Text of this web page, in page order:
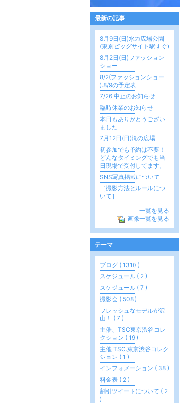
最新の記事
8月9日(日)水の広場公園
(東京ビッグサイト駅すぐ)
8月2日(日)ファッション
ショー
8/2(ファッションショー
).8/9の予定表
7/26 中止のお知らせ
臨時休業のお知らせ
本日もありがとうござい
ました
7月12日(日)滝の広場
初参加でも予約は不要！
どんなタイミングでも当
日現場で受付してます。
SNS写真掲載について
［撮影方法とルールにつ
いて］
一覧を見る
画像一覧を見る
テーマ
ブログ ( 1310 )
スケジュール ( 2 )
スケジュール ( 7 )
撮影会 ( 508 )
フレッシュなモデルが沢
山！ ( 7 )
主催、TSC東京渋谷コレ
クション ( 19 )
主催 TSC.東京渋谷コレク
ション ( 1 )
インフォメーション ( 38 )
料金表 ( 2 )
割引ツイートについて ( 2
)